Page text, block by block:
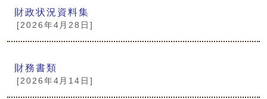
メインメニュー
財政状況資料集
[2026年4月28日]
財務書類
[2026年4月14日]